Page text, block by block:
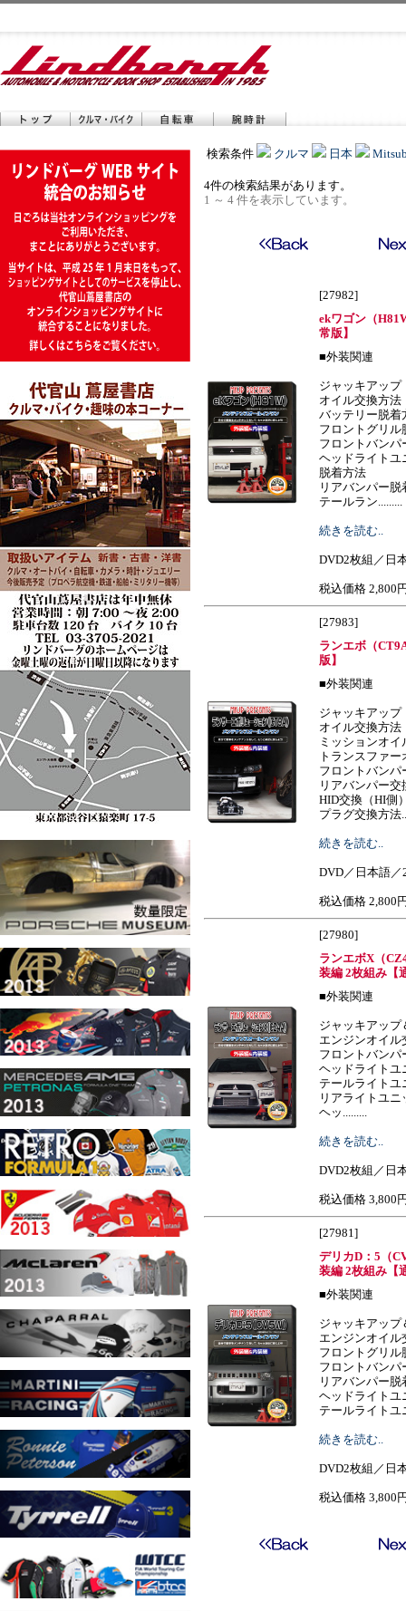
検索条件 クルマ 日本
4件の検索結果があります。
1 ～ 4 件を表示しています。
[27982]
ekワゴン（
常版】
■外装関連
ジャッキアップ
オイル交換方法
バッテリー脱着
フロントグリル
フロントバンパ
ヘッドライトユ
脱着方法
リアバンパー脱
テールラン.........
続きを読む..
DVD2枚組／日
税込価格 2,800
[27983]
ランエボ（
版】
■外装関連
ジャッキアップ
オイル交換方法
ミッションオイ
トランスファ
フロントバンパ
リアバンパー交
HID交換（HI側
プラグ交換方法
続きを読む..
DVD／日本語／
税込価格 2,800
[27980]
ランエボX（
装編 2枚組み【
■外装関連
ジャッキアップ
エンジンオイル
フロントバンパ
ヘッドライトユ
テールライトユ
リアライトユ
ヘッ.........
続きを読む..
DVD2枚組／日
税込価格 3,800
[27981]
デリカD：5（
装編 2枚組み【
■外装関連
ジャッキアップ
エンジンオイル
フロントグリル
フロントバンパ
リアバンパー脱
ヘッドライトユ
テールライトユ
続きを読む..
DVD2枚組／日
税込価格 3,800